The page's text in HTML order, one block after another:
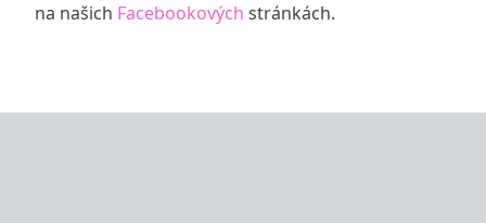
na našich Facebookových stránkách.